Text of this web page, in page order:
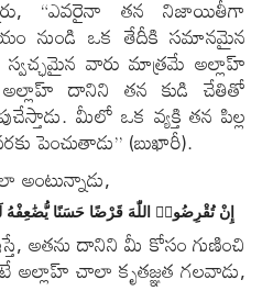
“ఎవరైనా తన నిజాయితీగా
నుండి ఒక తేదీకి సమానమైన
స్వచ్ఛమైన వారు మాత్రమే అల్లాహ్
అల్లాహ్ దానిని తన కుడి చేతితో
మీలో ఒక వ్యక్తి తన పిల్ల
పెంచుతాడు” (బుఖారీ).
إِنْ تُقْرِضُوا۟ اللّٰهَ قَرْضًا حَسَنًا يُّضَٰعِفْهُ
అతను దానిని మీ కోసం గుణించి
అల్లాహ్ చాలా కృతజ్ఞత గలవాడు,